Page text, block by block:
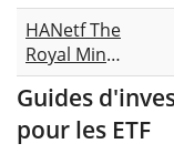
Gold EUR
Hedged ETC
Securities
HANetf The
Royal Mint
Responsibly
Sourced
Physical
Guides
pour les ETF